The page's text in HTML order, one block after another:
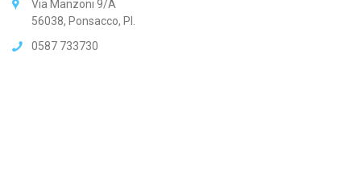
Via Manzoni 9/A
56038, Ponsacco, PI.
0587 733730